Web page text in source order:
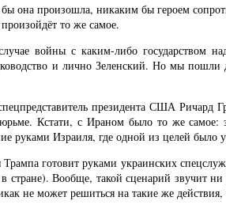
она произошла, никаким бы героем
то же самое.
войны с каким-либо государством
и лично Зеленский. Но мы пошли
президента США Ричард
Кстати, с Ираном было то же
руками Израиля, где одной из целей было
готовит руками украинских
стране). Вообще, такой сценарий звучит
не может решиться на такие же действия,